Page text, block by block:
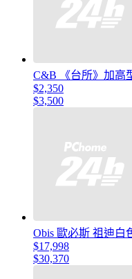
C&B 《台所》加高
$2,350
$3,500
Obis 歐必斯 祖迪白
$17,998
$30,370